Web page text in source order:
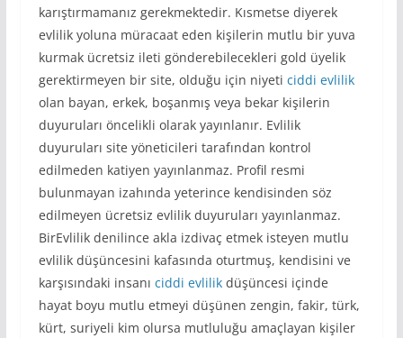
karıştırmamanız gerekmektedir. Kısmetse diyerek
evlilik yoluna müracaat eden kişilerin mutlu bir yuva
kurmak ücretsiz ileti gönderebilecekleri gold üyelik
gerektirmeyen bir site, olduğu için niyeti ciddi evlilik
olan bayan, erkek, boşanmış veya bekar kişilerin
duyuruları öncelikli olarak yayınlanır. Evlilik
duyuruları site yöneticileri tarafından kontrol
edilmeden katiyen yayınlanmaz. Profil resmi
bulunmayan izahında yeterince kendisinden söz
edilmeyen ücretsiz evlilik duyuruları yayınlanmaz.
BirEvlilik denilince akla izdivaç etmek isteyen mutlu
evlilik düşüncesini kafasında oturtmuş, kendisini ve
karşısındaki insanı ciddi evlilikdüşüncesi içinde
hayat boyu mutlu etmeyi düşünen zengin, fakir, türk,
kürt, suriyeli kim olursa mutluluğu amaçlayan kişiler